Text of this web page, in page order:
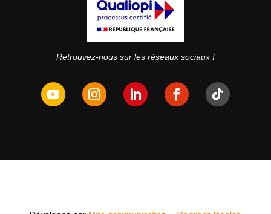
Retrouvez-nous sur les réseaux sociaux !